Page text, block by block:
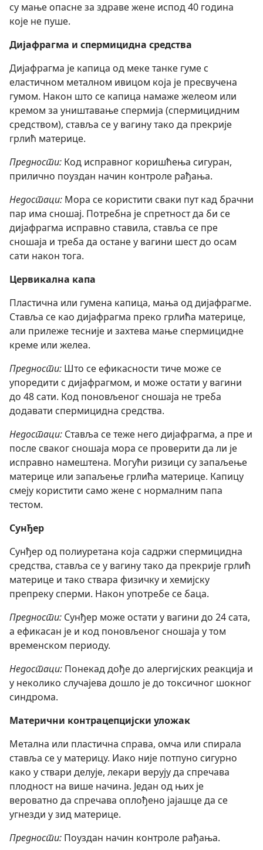
су мање опасне за здраве жене испод 40 година
које не пуше.
Дијафрагма и спермицидна средства
Дијафрагма је капица од меке танке гуме с
еластичном металном ивицом која је пресвучена
гумом. Након што се капица намаже желеом или
кремом за уништавање спермија (спермицидним
средством), ставља се у вагину тако да прекрије
грлић материце.
Предности: Код исправног коришћења сигуран,
прилично поуздан начин контроле рађања.
Недостаци: Мора се користити сваки пут кад брачни
пар има сношај. Потребна је спретност да би се
дијафрагма исправно ставила, ставља се пре
сношаја и треба да остане у вагини шест до осам
сати након тога.
Цервикална капа
Пластична или гумена капица, мања од дијафрагме.
Ставља се као дијафрагма преко грлића материце,
али прилеже тесније и захтева мање спермицидне
креме или желеа.
Предности: Што се ефикасности тиче може се
упоредити с дијафрагмом, и може остати у вагини
до 48 сати. Код поновљеног сношаја не треба
додавати спермицидна средства.
Недостаци: Ставља се теже него дијафрагма, а пре и
после сваког сношаја мора се проверити да ли је
исправно намештена. Могући ризици су запаљење
материце или запаљење грлића материце. Капицу
смеју користити само жене с нормалним папа
тестом.
Сунђер
Сунђер од полиуретана која садржи спермицидна
средства, ставља се у вагину тако да прекрије грлић
материце и тако ствара физичку и хемијску
препреку сперми. Након употребе се баца.
Предности: Сунђер може остати у вагини до 24 сата,
а ефикасан је и код поновљеног сношаја у том
временском периоду.
Недостаци: Понекад дође до алергијских реакција и
у неколико случајева дошло је до токсичног шокног
синдрома.
Матерични контрацепцијски уложак
Метална или пластична справа, омча или спирала
ставља се у материцу. Иако није потпуно сигурно
како у ствари делује, лекари верују да спречава
плодност на више начина. Један од њих је
вероватно да спречава оплођено јајашце да се
угнезди у зид материце.
Предности: Поуздан начин контроле рађања.